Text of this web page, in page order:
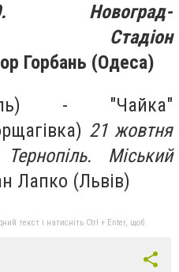
Новоград-
Стадіон
Горбань (Одеса)
- "Чайка"
21 жовтня
Міський
Лапко (Львів)
текст і натисніть Ctrl + Enter, щоб